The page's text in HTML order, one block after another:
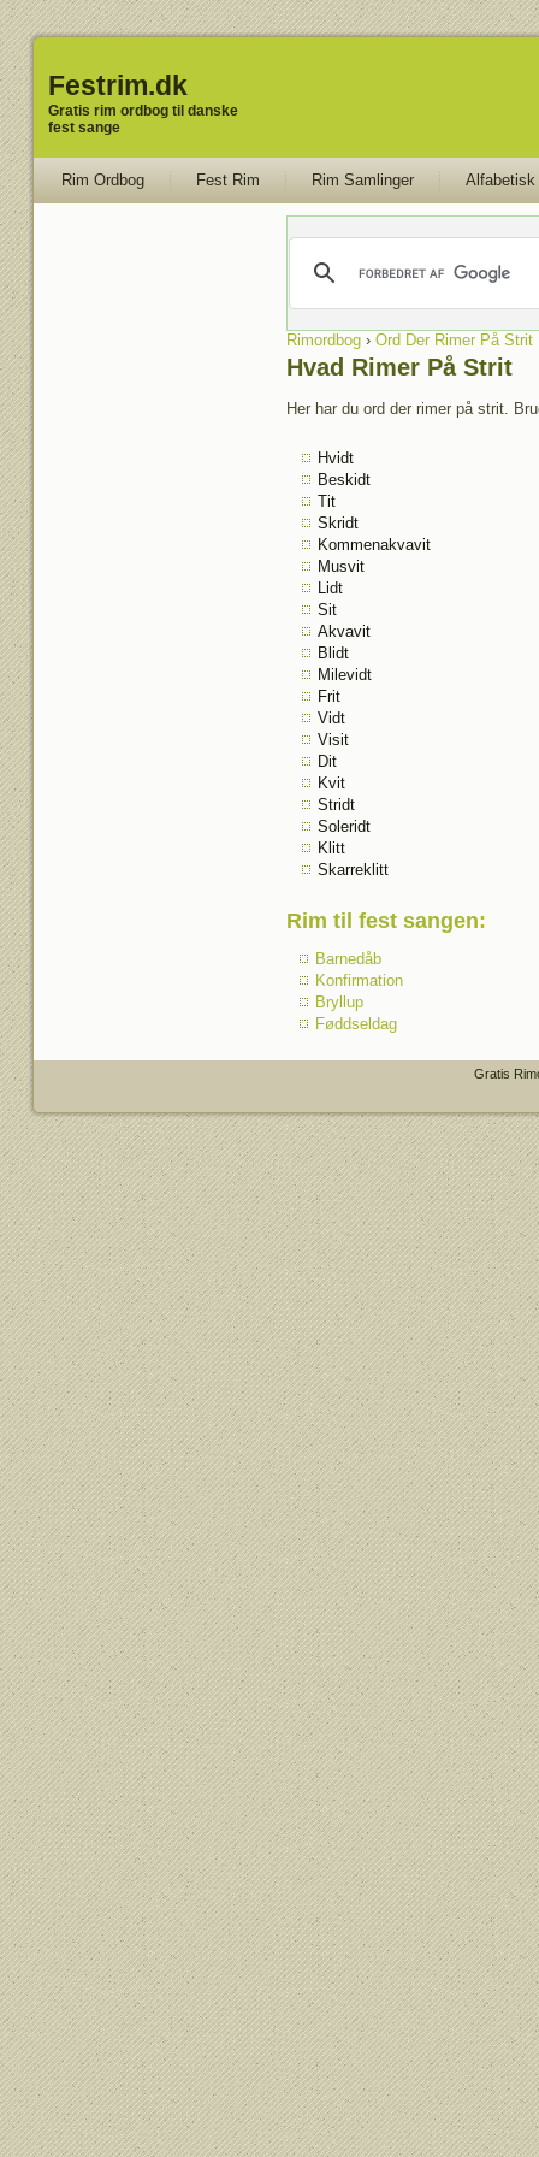
Festrim.dk
Gratis rim ordbog til danske
fest sange
Rim Ordbog Fest Rim Rim Samlinger Alfabetisk
Rimordbog› Ord Der Rimer På Strit
Hvad Rimer På Strit
Her har du ord der rimer på strit.
Hvidt
Beskidt
Tit
Skridt
Kommenakvavit
Musvit
Lidt
Sit
Akvavit
Blidt
Milevidt
Frit
Vidt
Visit
Dit
Kvit
Stridt
Soleridt
Klitt
Skarreklitt
Rim til fest sangen:
Barnedåb
Konfirmation
Bryllup
Føddseldag
Gratis